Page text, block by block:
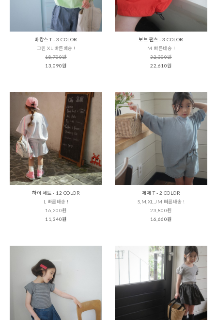
바캉스 T - 3 COLOR
그린 XL 빠른배송 !
18,700원
13,090원
보브 팬츠 - 3 COLOR
M 빠른배송 !
32,300원
22,610원
하이 세트 - 12 COLOR
L 빠른배송 !
16,200원
11,340원
제제 T - 2 COLOR
S,M,XL,JM 빠른배송 !
23,800원
16,660원